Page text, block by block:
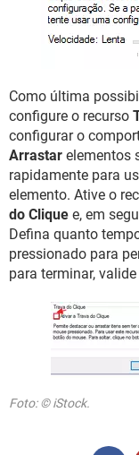
Como última
configure o recurso
configurar o
Arrastar elementos
rapidamente para
elemento. Ative o
do Clique e, em
Defina quanto
pressionado para
para terminar,
Foto: © iStock.